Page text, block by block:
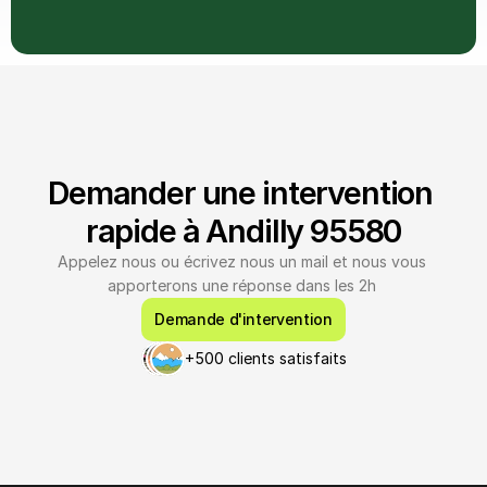
Demander une intervention
rapide à Andilly 95580
Appelez nous ou écrivez nous un mail et nous vous
apporterons une réponse dans les 2h
Demande d'intervention
+500 clients satisfaits